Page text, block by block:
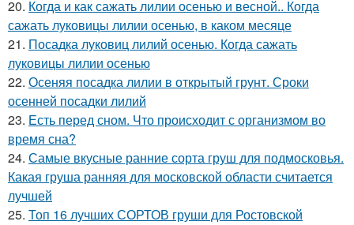
20. Когда и как сажать лилии осенью и весной.. Когда
сажать луковицы лилии осенью, в каком месяце
21. Посадка луковиц лилий осенью. Когда сажать
луковицы лилии осенью
22. Осеняя посадка лилии в открытый грунт. Сроки
осенней посадки лилий
23. Есть перед сном. Что происходит с организмом во
время сна?
24. Самые вкусные ранние сорта груш для подмосковья.
Какая груша ранняя для московской области считается
лучшей
25. Топ 16 лучших СОРТОВ груши для Ростовской